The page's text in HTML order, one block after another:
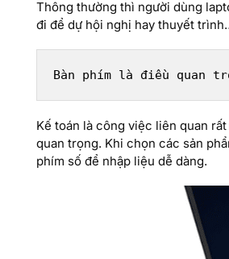
Thông thường thì người dùng
đi để dự hội nghị hay thuyết
Bàn phím là điều quan
Kế toán là công việc liên quan
quan trọng. Khi chọn các sản
phím số để nhập liệu dễ dàng.